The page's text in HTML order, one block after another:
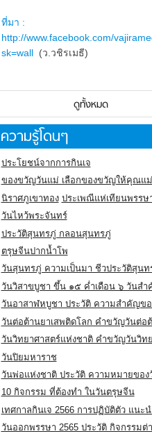
ที่มา :
http://www.facebook.com/
sk=wall(ว.วชิรเมธี)
ดูทั้งหมด
ความรู้โดนๆ
ประโยชน์จากการกินเจ
ของขวัญวันแม่ เลือกของขวัญให้คุณแม่
นิราศภูเขาทอง ประเพณีแห่เทียนพรรษ
วันไหว้พระจันทร์
ประวัติสุนทรภู่ กลอนสุนทรภู่
ตรุษจีนปากน้ำโพ
วันสุนทรภู่ ความเป็นมา ชีวประวัติสุนท
วันวิสาขบูชา ขึ้น ๑๕ ค่ำเดือน ๖ วันสำ
วันอาสาฬหบูชา ประวัติ ความสําคัญขอ
วันต่อต้านยาเสพติดโลก คำขวัญวันต่อต้
วันวิทยาศาสตร์แห่งชาติ คำขวัญวันวิทย
วันปิยมหาราช
วันพ่อแห่งชาติ ประวัติ ความหมายของ
10 กิจกรรม ที่ต้องทำ ในวันตรุษจีน
เทศกาลกินเจ 2566 การปฏิบัติตัว แนะน
วันออกพรรษา 2565 ประวัติ กิจกรรมต่